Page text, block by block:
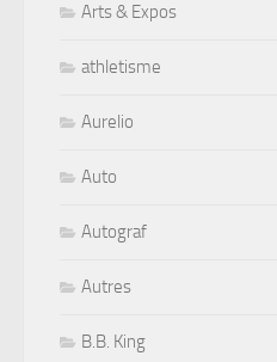
Arts & Expos
athletisme
Aurelio
Auto
Autograf
Autres
B.B. King